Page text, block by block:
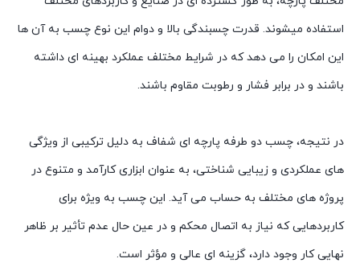
استفاده میشوند. قدرت چسبندگی بالا و دوام این نوع چسب به آن ها
این امکان را می دهد که در شرایط مختلف عملکرد بهینه ای داشته
باشند و در برابر فشار و رطوبت مقاوم باشند.
در نتیجه، چسب دو طرفه پارچه ای شفاف به دلیل ترکیبی از ویژگی
های عملکردی و زیبایی شناختی، به عنوان ابزاری کارآمد و متنوع در
پروژه های مختلف به حساب می آید. این چسب به ویژه برای
کاربردهایی که نیاز به اتصال محکم و در عین حال عدم تأثیر بر ظاهر
نهایی کار وجود دارد، گزینه ای عالی و مؤثر است.